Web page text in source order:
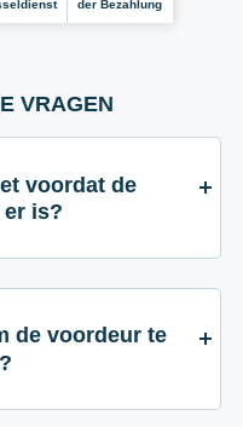
der Bezahlung
VRAGEN
is?